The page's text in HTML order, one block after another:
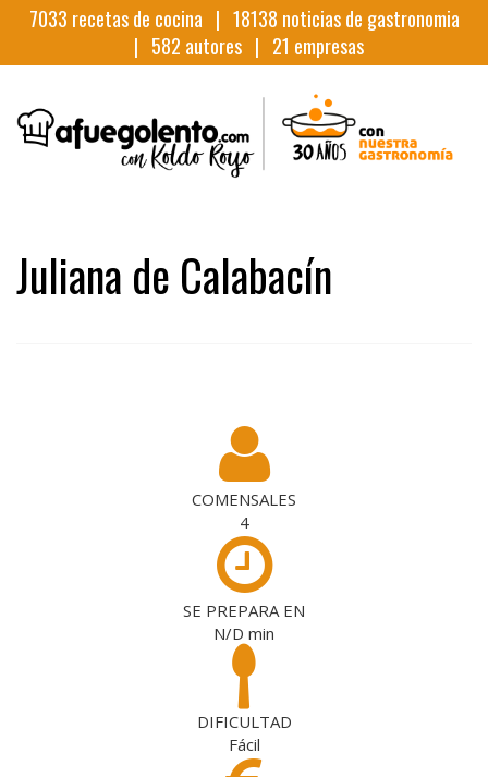
7033 recetas de cocina | 18138 noticias de gastronomia
| 582 autores | 21 empresas
Juliana de Calabacín
COMENSALES
4
SE PREPARA EN
N/D min
DIFICULTAD
Fácil